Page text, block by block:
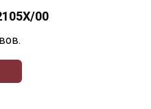
00